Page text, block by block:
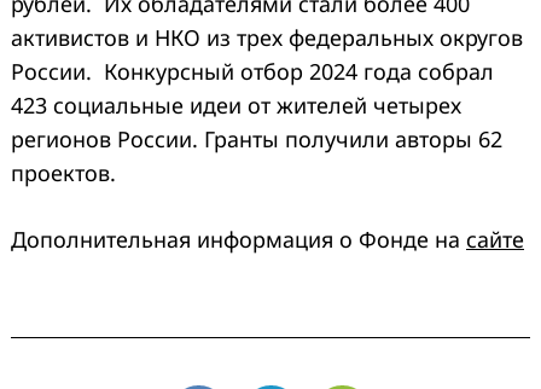
активистов и НКО из трех федеральных округов
России. Конкурсный отбор 2024 года собрал
423 социальные идеи от жителей четырех
регионов России. Гранты получили авторы 62
проектов.
Дополнительная информация о Фонде на сайте